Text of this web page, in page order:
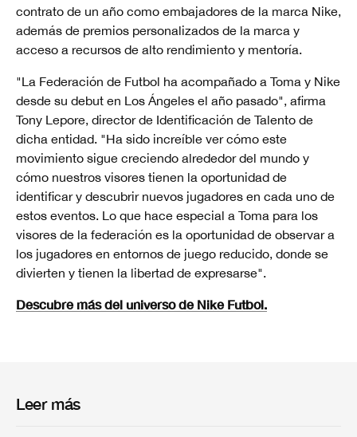
contrato de un año como embajadores de la marca Nike,
además de premios personalizados de la marca y
acceso a recursos de alto rendimiento y mentoría.
"La Federación de Futbol ha acompañado a Toma y Nike
desde su debut en Los Ángeles el año pasado", afirma
Tony Lepore, director de Identificación de Talento de
dicha entidad. "Ha sido increíble ver cómo este
movimiento sigue creciendo alrededor del mundo y
cómo nuestros visores tienen la oportunidad de
identificar y descubrir nuevos jugadores en cada uno de
estos eventos. Lo que hace especial a Toma para los
visores de la federación es la oportunidad de observar a
los jugadores en entornos de juego reducido, donde se
divierten y tienen la libertad de expresarse".
Descubre más del universo de Nike Futbol.
Leer más